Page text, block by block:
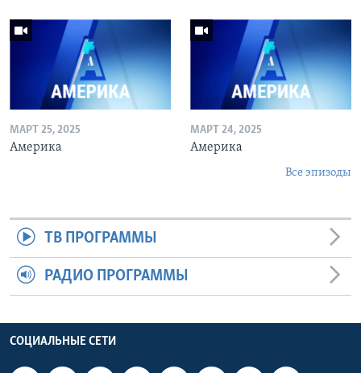
МАРТ 25, 2025
Америка
МАРТ 24, 2025
Америка
Все эпизоды
ТВ ПРОГРАММЫ
РАДИО ПРОГРАММЫ
СОЦИАЛЬНЫЕ СЕТИ